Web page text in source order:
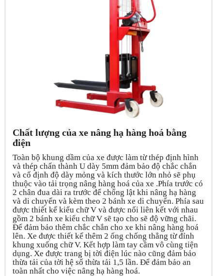
Chất lượng của xe nâng hạ hàng hoá bằng
điện
Toàn bộ khung dầm của xe được làm từ thép định hình
và thép chấn thành U dày 5mm đảm bảo độ chắc chắn
và cố định độ dày mỏng và kích thước lớn nhỏ sẽ phụ
thuộc vào tải trọng nâng hàng hoá của xe .Phía trước có
2 chân đua dài ra trước để chống lật khi nâng hạ hàng
và di chuyển và kèm theo 2 bánh xe di chuyển. Phía sau
được thiết kế kiểu chữ V và được nối liên kết với nhau
gồm 2 bánh xe kiểu chữ V sẽ tạo cho sẽ độ vững chãi.
Để đảm bảo thêm chắc chắn cho xe khi nâng hàng hoá
lên. Xe được thiết kế thêm 2 ống chống thẳng từ đỉnh
khung xuống chữ V. Kết hợp làm tay cầm vô cùng tiện
dụng. Xe được trang bị tời điện lúc nào cũng đảm bảo
thừa tải của tời hệ số thừa tải 1,5 lần. Để đảm bảo an
toàn nhất cho việc nâng hạ hàng hoá.